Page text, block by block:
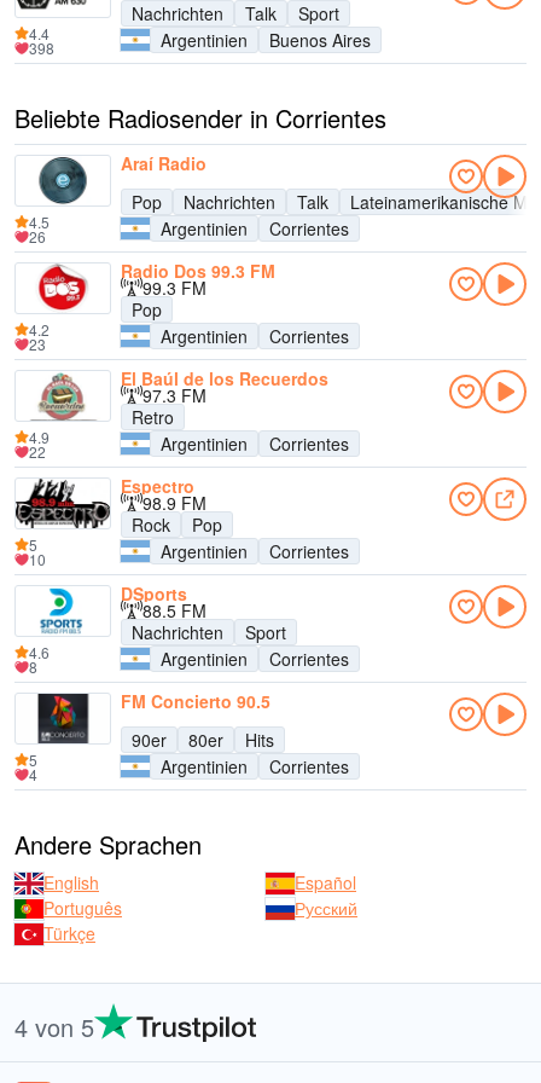
Nachrichten
Talk
Sport
Argentinien
Buenos Aires
4.4
398
Beliebte Radiosender in Corrientes
Araí Radio
Pop
Nachrichten Talk
Lateinamerikanische
Argentinien
Corrientes
4.5
26
Radio Dos 99.3 FM
99.3 FM
Pop
Argentinien
Corrientes
4.2
23
El Baúl de los Recuerdos
97.3 FM
Retro
Argentinien
Corrientes
4.9
22
Espectro
98.9 FM
Rock
Pop
Argentinien
Corrientes
5
10
DSports
88.5 FM
Nachrichten
Sport
Argentinien
Corrientes
4.6
8
FM Concierto 90.5
90er
80er
Hits
Argentinien
Corrientes
5
4
Andere Sprachen
English
Español
Português
Русский
Türkçe
4 von 5